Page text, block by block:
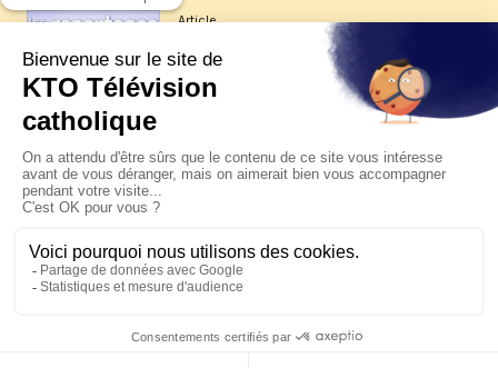
Article
Les reportages d'été 2026 de KTO
La visite pastorale du pape Léon
XIV à Assise à suivre sur KTO le
jeudi 6 août
Le pape en Uruguay, Argentine et
Pérou du 6 au 17 novembre 2026